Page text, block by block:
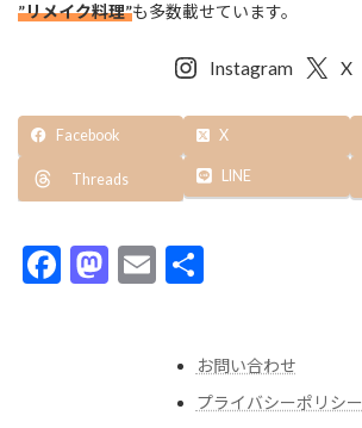
”リメイク料理”も多数載せています。
Instagram X
Facebook X
Threads LINE
F
M E
お問い合わせ
プライバシーポリシー